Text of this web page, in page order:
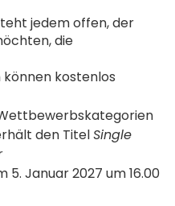
jedem offen, der
die
können kostenlos
den TitelSingle
Januar 2027 um 16.00